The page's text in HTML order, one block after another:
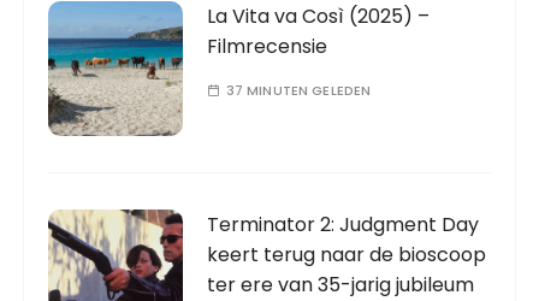
La Vita va Così (2025) –
Filmrecensie
37 MINUTEN GELEDEN
Terminator 2: Judgment Day
keert terug naar de bioscoop
ter ere van 35-jarig jubileum